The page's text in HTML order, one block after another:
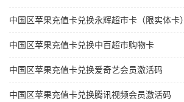
中国区苹果充值卡兑换永辉超市卡（限实体卡）
中国区苹果充值卡兑换中百超市购物卡
中国区苹果充值卡兑换爱奇艺会员激活码
中国区苹果充值卡兑换腾讯视频会员激活码